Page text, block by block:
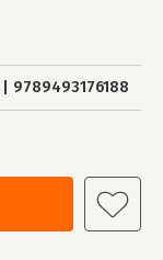
9789493176188